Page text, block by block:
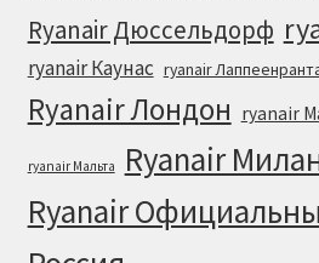
Ryanair Дюссельдорф
ryanair Каунас ryanair
Ryanair Лондон ryanair
ryanair Мальта Ryanair
Ryanair